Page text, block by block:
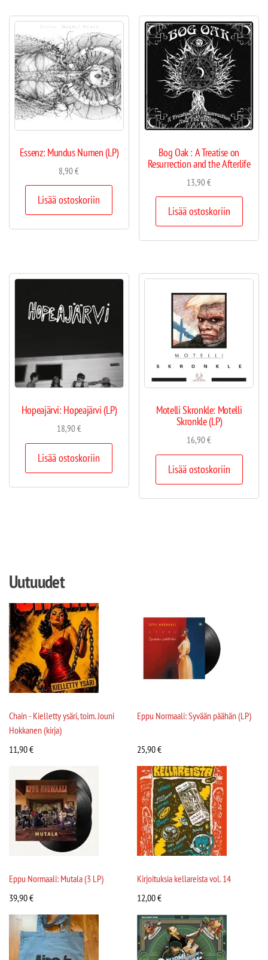
Essenz: Mundus Numen (LP)
8,90€
Lisää ostoskoriin
Bog Oak : A Treatise on
Resurrection and the Afterlife
13,90€
Lisää ostoskoriin
Hopeajärvi: Hopeajärvi (LP)
18,90€
Lisää ostoskoriin
Motelli Skronkle: Motelli
Skronkle (LP)
16,90€
Lisää ostoskoriin
Uutuudet
Chain - Kielletty ysäri, toim. Jouni
Hokkanen (kirja)
11,90€
Eppu Normaali: Syvään päähän (LP)
25,90€
Eppu Normaali: Mutala (3 LP)
39,90€
Kirjoituksia kellareista vol. 14
12,00€